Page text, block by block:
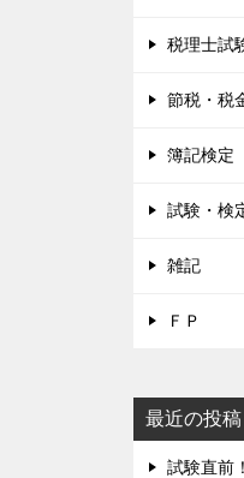
税理士試
節税・税
簿記検定
試験・検
雑記
ＦＰ
最近の投稿
試験直前